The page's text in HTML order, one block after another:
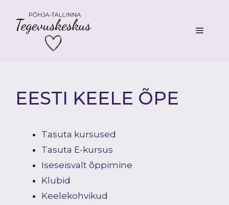
MENU
EESTI KEELE ÕPE
Tasuta kursused
Tasuta E-kursus
Iseseisvalt õppimine
Klubid
Keelekohvikud